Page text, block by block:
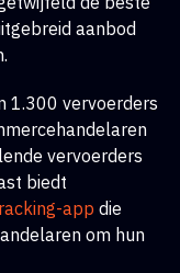
aanbod
1.300 vervoerders
vervoerders
biedt
app die
om hun